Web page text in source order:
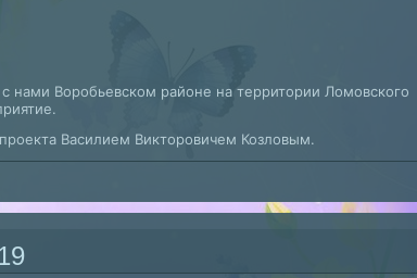
Воробьевском районе на территории Ломовского
Василием Викторовичем Козловым.